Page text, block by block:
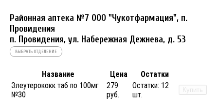
Районная аптека №7 ООО "Чукотфармация", п.
Провидения
п. Провидения, ул. Набережная Дежнева, д. 53
ВЫБРАТЬ ОТДЕЛЕНИЕ
Название Цена
Остатки
Элеутерококк таб по 100мг
№30
279
руб.
Остатки: 12
шт.
Купить